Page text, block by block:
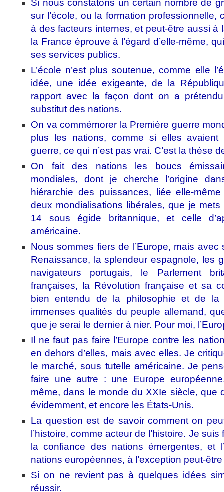
Si nous constatons un certain nombre de
sur l’école, ou la formation professionnelle,
à des facteurs internes, et peut-être aussi à
la France éprouve à l’égard d’elle-même,
ses services publics.
L’école n’est plus soutenue, comme elle
idée, une idée exigeante, de la
rapport avec la façon dont on a prétendu
substitut des nations.
On va commémorer la Première guerre
plus les nations, comme si elles avaient
guerre, ce qui n’est pas vrai. C’est la thèse
On fait des nations les boucs
mondiales, dont je cherche l’origine
hiérarchie des puissances, liée elle-
deux mondialisations libérales, que je mets
14 sous égide britannique, et celle
américaine.
Nous sommes fiers de l’Europe, mais avec
Renaissance, la splendeur espagnole, les
navigateurs portugais, le Parlement
françaises, la Révolution française et sa
bien entendu de la philosophie et de la
immenses qualités du peuple allemand,
que je serai le dernier à nier. Pour moi,
Il ne faut pas faire l’Europe contre les
en dehors d’elles, mais avec elles. Je
le marché, sous tutelle américaine. Je
faire une autre : une Europe
même, dans le monde du XXIe siècle, que
évidemment, et encore les États-Unis.
La question est de savoir comment on
l’histoire, comme acteur de l’histoire. Je
la confiance des nations émergentes, et
nations européennes, à l’exception peut-
Si on ne revient pas à quelques idées
réussir.